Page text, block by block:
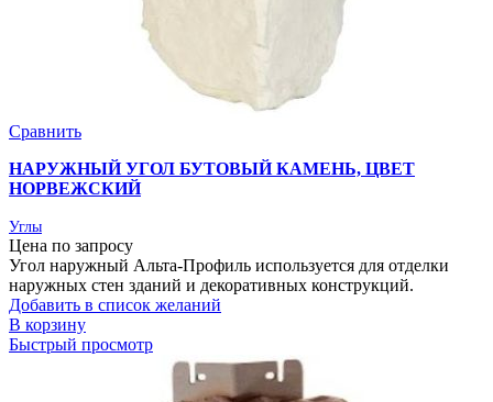
Сравнить
НАРУЖНЫЙ УГОЛ БУТОВЫЙ КАМЕНЬ, ЦВЕТ
НОРВЕЖСКИЙ
Углы
Цена по запросу
Угол наружный Альта-Профиль используется для отделки
наружных стен зданий и декоративных конструкций.
Добавить в список желаний
В корзину
Быстрый просмотр